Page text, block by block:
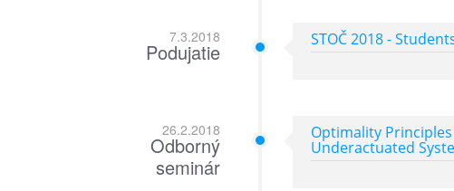
7.3.2018
Podujatie STOČ 2018 -
26.2.2018
Odborný
seminár
Optimality
Underactuated